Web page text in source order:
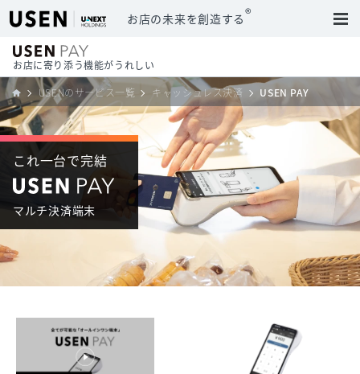
お店の未来を創造する®
お店に寄り添う機能がうれしい
USENのサービス一覧
キャッシュレス決済 USEN PAY
これ一台で完結
マルチ決済端末